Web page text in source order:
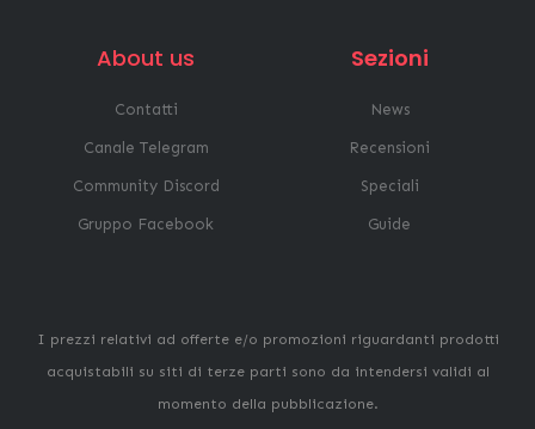
About us
Contatti
Canale Telegram
Community Discord
Gruppo Facebook
Sezioni
News
Recensioni
Speciali
Guide
I prezzi relativi ad offerte e/o promozioni riguardanti prodotti
acquistabili su siti di terze parti sono da intendersi validi al
momento della pubblicazione.